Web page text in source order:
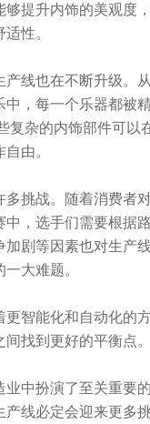
提升内饰的美观度
性。
也在不断升级。
，每一个乐器都被
杂的内饰部件可以
由。
战。随着消费者
，选手们需要根据
等因素也对生产
大难题。
能化和自动化的
找到更好的平衡点
扮演了至关重要
线必定会迎来更多